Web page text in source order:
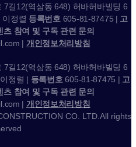
7길12(역삼동 648) 허바허바빌딩 6
정렬 등록번호 605-81-87475 | 고
츠 참여 및 구독 관련 문의
| 개인정보처리방침
7길12(역삼동 648) 허바허바빌딩 6
정렬 | 등록번호 605-81-87475 | 고
츠 참여 및 구독 관련 문의
| 개인정보처리방침
CO. LTD.All rights